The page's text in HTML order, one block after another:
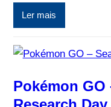
Ler mais
Pokémon